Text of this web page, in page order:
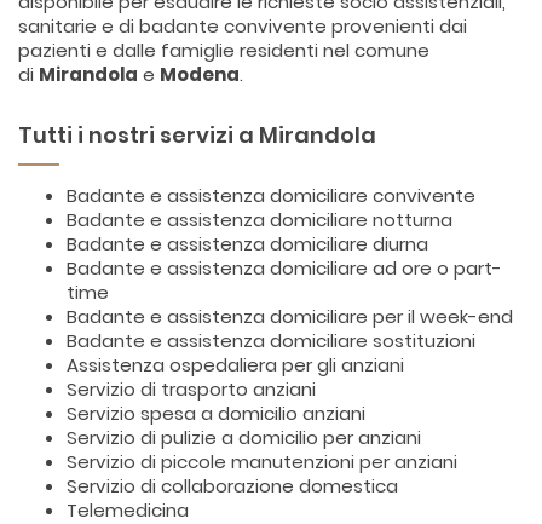
sanitarie e di badante convivente provenienti dai
pazienti e dalle famiglie residenti nel comune
di Mirandola e Modena.
Tutti i nostri servizi a Mirandola
Badante e assistenza domiciliare convivente
Badante e assistenza domiciliare notturna
Badante e assistenza domiciliare diurna
Badante e assistenza domiciliare ad ore o part-
time
Badante e assistenza domiciliare per il week-end
Badante e assistenza domiciliare sostituzioni
Assistenza ospedaliera per gli anziani
Servizio di trasporto anziani
Servizio spesa a domicilio anziani
Servizio di pulizie a domicilio per anziani
Servizio di piccole manutenzioni per anziani
Servizio di collaborazione domestica
Telemedicina